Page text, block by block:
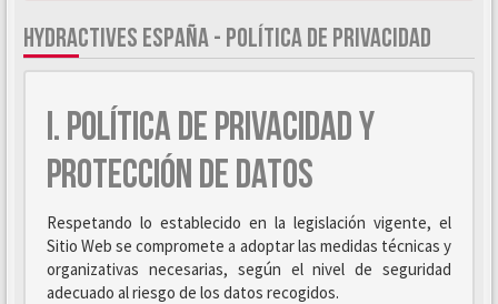
HYDRACTIVES ESPAÑA - POLÍTICA DE PRIVACIDAD
I. POLÍTICA DE PRIVACIDAD Y
PROTECCIÓN DE DATOS
Respetando lo establecido en la legislación vigente, el
Sitio Web se compromete a adoptar las medidas técnicas y
organizativas necesarias, según el nivel de seguridad
adecuado al riesgo de los datos recogidos.